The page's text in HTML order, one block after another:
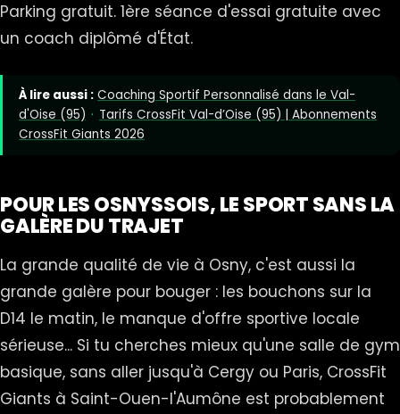
Parking gratuit. 1ère séance d'essai gratuite avec
un coach diplômé d'État.
À lire aussi : Coaching Sportif Personnalisé dans le Val-
d'Oise (95) · Tarifs CrossFit Val-d’Oise (95) | Abonnements
CrossFit Giants 2026
POUR LES OSNYSSOIS, LE SPORT SANS LA
GALÈRE DU TRAJET
La grande qualité de vie à Osny, c'est aussi la
grande galère pour bouger : les bouchons sur la
D14 le matin, le manque d'offre sportive locale
sérieuse... Si tu cherches mieux qu'une salle de gym
basique, sans aller jusqu'à Cergy ou Paris, CrossFit
Giants à Saint-Ouen-l'Aumône est probablement